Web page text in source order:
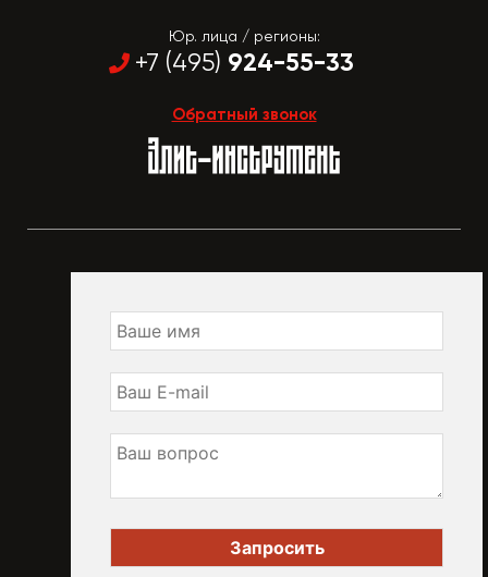
Юр. лица / регионы:
+7 (495) 924-55-33
Обратный звонок